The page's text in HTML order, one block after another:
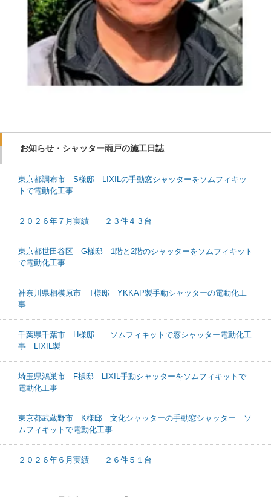
お知らせ・シャッター雨戸の施工日誌
東京都調布市 S様邸 LIXILの手動窓シャッターをソムフィキッ
トで電動化工事
２０２６年７月実績 ２３件４３台
東京都世田谷区 G様邸 1階と2階のシャッターをソムフィキット
で電動化工事
神奈川県相模原市 T様邸 YKKAP製手動シャッターの電動化工
事
千葉県千葉市 H様邸 ソムフィキットで窓シャッター電動化工
事 LIXIL製
埼玉県鴻巣市 F様邸 LIXIL手動シャッターをソムフィキットで
電動化工事
東京都武蔵野市 K様邸 文化シャッターの手動窓シャッター ソ
ムフィキットで電動化工事
２０２６年６月実績 ２６件５１台